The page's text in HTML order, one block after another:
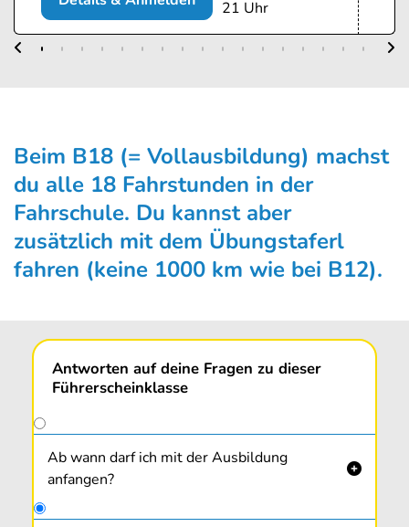
21 Uhr
Beim B18 (= Vollausbildung) machst
du alle 18 Fahrstunden in der
Fahrschule. Du kannst aber
zusätzlich mit dem Übungs­taferl
fahren (keine 1000 km wie bei B12).
Antworten auf deine Fragen zu dieser
Führerscheinklasse
Ab wann darf ich mit der Ausbildung
anfangen?
